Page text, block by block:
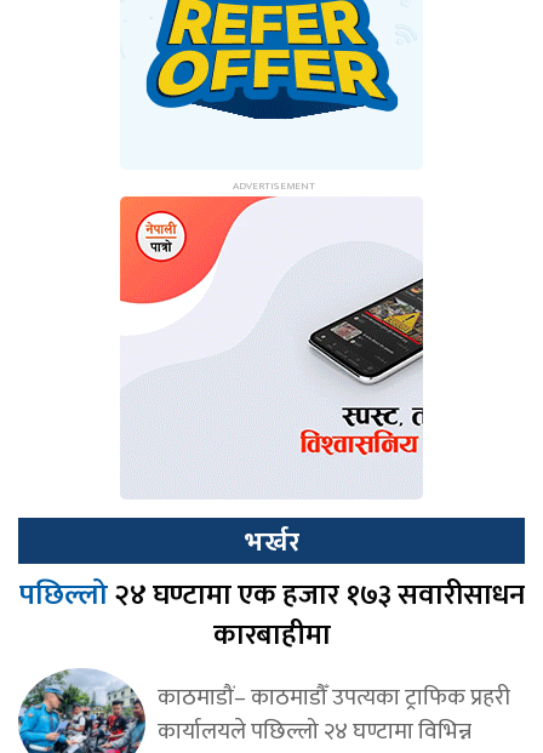
भर्खर
पछिल्लो२४ घण्टामा एक हजार १७३ सवारीसाधन
कारबाहीमा
काठमाडौं– काठमाडौँ उपत्यका ट्राफिक प्रहरी
कार्यालयले पछिल्लो २४ घण्टामा विभिन्न